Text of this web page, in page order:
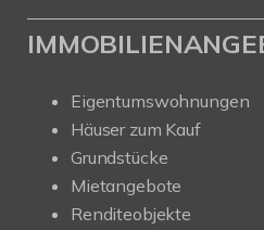
Eigentumswohnungen
Häuser zum Kauf
Grundstücke
Mietangebote
Renditeobjekte